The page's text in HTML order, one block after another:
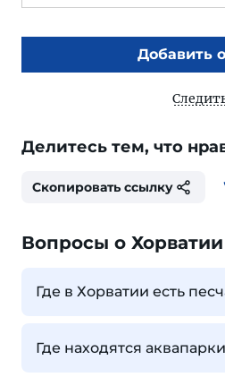
Добавить
Делитесь тем, что
Скопировать ссылку
Вопросы о Хорватии
Где в Хорватии есть
Где находятся